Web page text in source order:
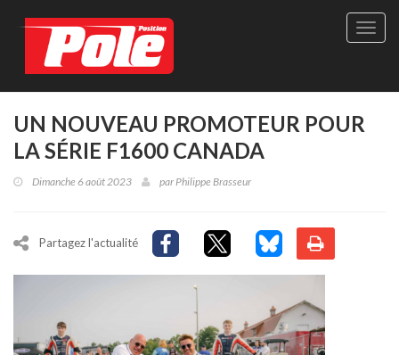
Site
UN NOUVEAU PROMOTEUR POUR
LA SÉRIE F1600 CANADA
Dimanche 6 août 2023 parPhilippe Brasseur
Partagez l'actualité